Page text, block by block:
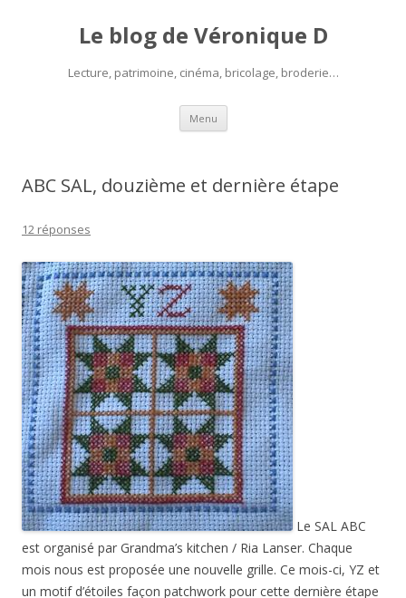
Le blog de Véronique D
Lecture, patrimoine, cinéma, bricolage, broderie…
Menu Aller
contenu
ABC SAL, douzième et dernière étape
12 réponses
Le SAL ABC
est organisé par Grandma’s kitchen / Ria Lanser. Chaque
mois nous est proposée une nouvelle grille. Ce mois-ci, YZ et
un motif d’étoiles façon patchwork pour cette dernière étape